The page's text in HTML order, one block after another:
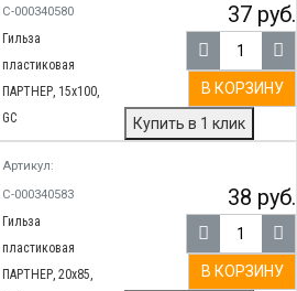
С-000340580
Гильза
пластиковая
ПАРТНЕР, 15х100,
GC
37 руб.
В КОРЗИНУ
Купить в 1 клик
Артикул:
С-000340583
Гильза
пластиковая
ПАРТНЕР, 20x85,
38 руб.
В КОРЗИНУ